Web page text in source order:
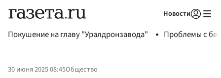
Новости
Покушение на главу "Уралдронзавода" Проблемы с
30 июня 2025 08:45Общество